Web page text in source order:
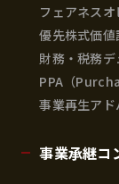
フェアネス
優先株式価
財務・税務
PPA（
事業再生ア
事業承継コ